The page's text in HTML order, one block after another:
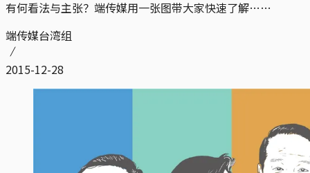
有何看法与主张？端传媒用一张图带大家快速了解……
端传媒台湾组
2015-12-28